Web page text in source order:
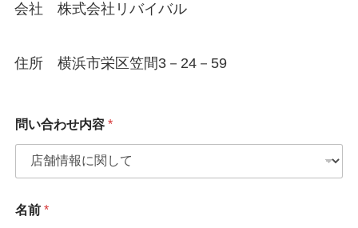
会社 株式会社リバイバル
住所 横浜市栄区笠間3－24－59
問い合わせ内容 *
名前 *